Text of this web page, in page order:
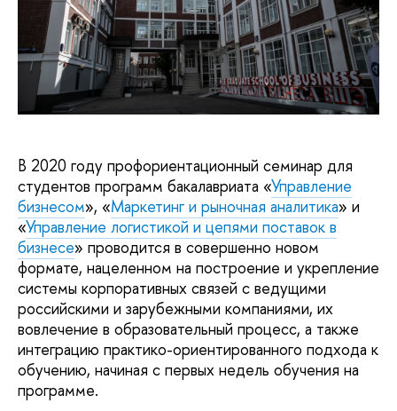
В 2020 году профориентационный семинар для
студентов программ бакалавриата «Управление
бизнесом», «Маркетинг и рыночная аналитика» и
«Управление логистикой и цепями поставок в
бизнесе» проводится в совершенно новом
формате, нацеленном на построение и укрепление
системы корпоративных связей с ведущими
российскими и зарубежными компаниями, их
вовлечение в образовательный процесс, а также
интеграцию практико-ориентированного подхода к
обучению, начиная с первых недель обучения на
программе.